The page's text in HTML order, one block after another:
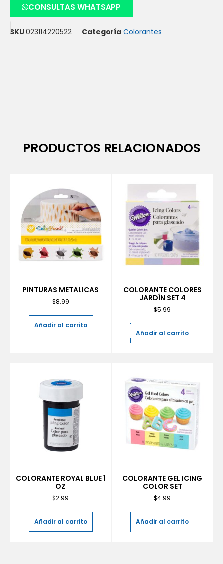
CONSULTAS WHATSAPP
SKU023114220522 Categoría Colorantes
PRODUCTOS RELACIONADOS
PINTURAS METALICAS
$8.99
Añadir al carrito
COLORANTE COLORES
JARDÍN SET 4
$5.99
Añadir al carrito
COLORANTE ROYAL BLUE 1
OZ
$2.99
Añadir al carrito
COLORANTE GEL ICING
COLOR SET
$4.99
Añadir al carrito